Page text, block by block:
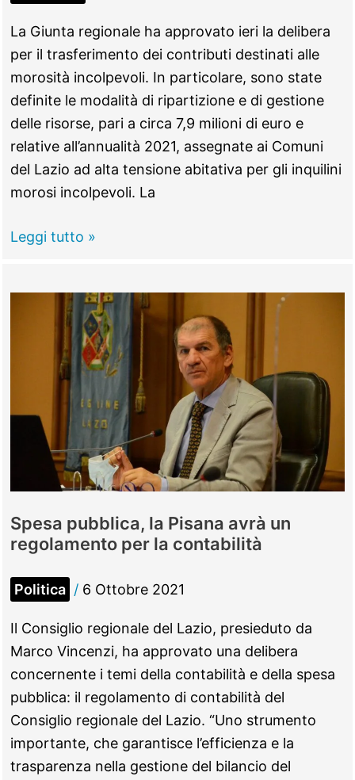
La Giunta regionale ha approvato ieri la delibera
per il trasferimento dei contributi destinati alle
morosità incolpevoli. In particolare, sono state
definite le modalità di ripartizione e di gestione
delle risorse, pari a circa 7,9 milioni di euro e
relative all’annualità 2021, assegnate ai Comuni
del Lazio ad alta tensione abitativa per gli inquilini
morosi incolpevoli. La
Casa,
ripartizione
morosi
incolpevoli
Leggi tutto »
Spesa pubblica, la Pisana avrà un
regolamento per la contabilità
Politica / 6 Ottobre 2021
Il Consiglio regionale del Lazio, presieduto da
Marco Vincenzi, ha approvato una delibera
concernente i temi della contabilità e della spesa
pubblica: il regolamento di contabilità del
Consiglio regionale del Lazio. “Uno strumento
importante, che garantisce l’efficienza e la
trasparenza nella gestione del bilancio del